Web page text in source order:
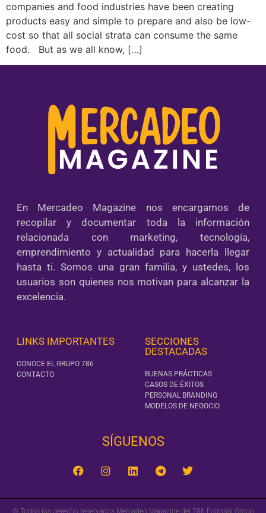
companies and food industries have been creating
products easy and simple to prepare and also be low-
cost so that all social strata can consume the same
food. But as we all know, […]
En Mercadeo Magazine nos encargamos de
recopilar y documentar toda la información
relacionada con marketing, tecnología,
emprendimiento y actualidad para hacerla llegar
hasta ti. Somos una gran familia, y ustedes, los
usuarios son quienes nos motivan para alcanzar la
excelencia.
LINKS IMPORTANTES
CONOCE EL GRUPO 786
CONTACTO
SECCIONES
DESTACADAS
BUENAS PRÁCTICAS
CASOS DE ÉXITOS
PERSONAL BRANDING
MODELOS DE NEGOCIO
SÍGUENOS‎